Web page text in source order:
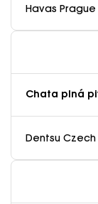
Havas Prague
Chata plná
Dentsu